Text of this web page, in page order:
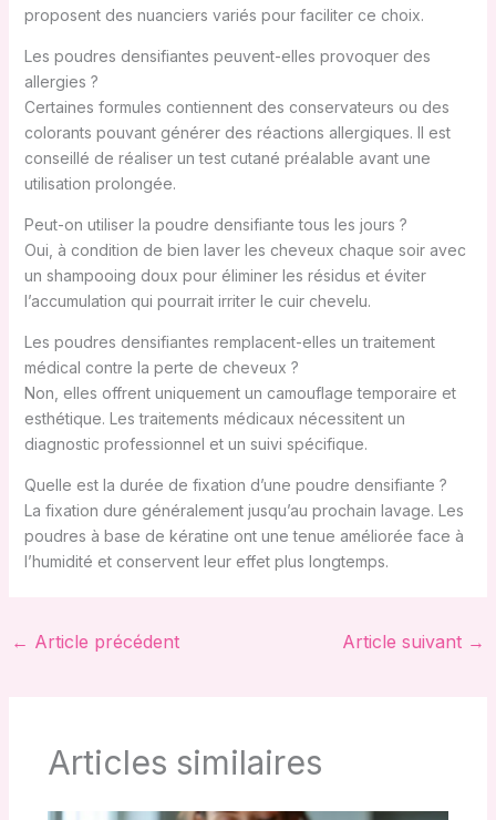
proposent des nuanciers variés pour faciliter ce choix.
Les poudres densifiantes peuvent-elles provoquer des
allergies ?
Certaines formules contiennent des conservateurs ou des
colorants pouvant générer des réactions allergiques. Il est
conseillé de réaliser un test cutané préalable avant une
utilisation prolongée.
Peut-on utiliser la poudre densifiante tous les jours ?
Oui, à condition de bien laver les cheveux chaque soir avec
un shampooing doux pour éliminer les résidus et éviter
l’accumulation qui pourrait irriter le cuir chevelu.
Les poudres densifiantes remplacent-elles un traitement
médical contre la perte de cheveux ?
Non, elles offrent uniquement un camouflage temporaire et
esthétique. Les traitements médicaux nécessitent un
diagnostic professionnel et un suivi spécifique.
Quelle est la durée de fixation d’une poudre densifiante ?
La fixation dure généralement jusqu’au prochain lavage. Les
poudres à base de kératine ont une tenue améliorée face à
l’humidité et conservent leur effet plus longtemps.
← Article précédent Article suivant →
Articles similaires